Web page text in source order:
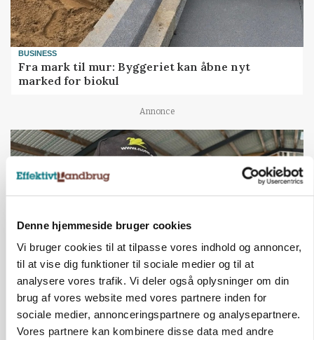
Denne hjemmeside bruger cookies
Vi bruger cookies til at tilpasse vores indhold og annoncer,
til at vise dig funktioner til sociale medier og til at
analysere vores trafik. Vi deler også oplysninger om din
brug af vores website med vores partnere inden for
sociale medier, annonceringspartnere og analysepartnere.
Vores partnere kan kombinere disse data med andre
BUSINESS
Fra mark til mur: Byggeriet kan åbne nyt
marked for biokul
Annonce
POLITIK
»Nu stopper I«: Landbrugsdebattør og
protestgruppe vil demonstrere mod ny